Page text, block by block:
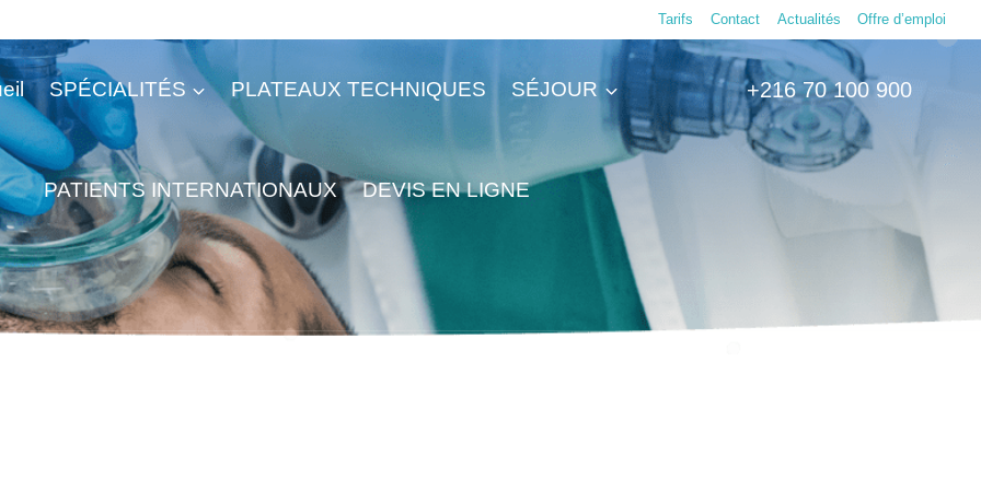
Tarifs Contact Actualités Offre d’emploi
SPÉCIALITÉS PLATEAUX TECHNIQUES SÉJOUR
PATIENTS INTERNATIONAUX DEVIS EN LIGNE
+216 70 100 900